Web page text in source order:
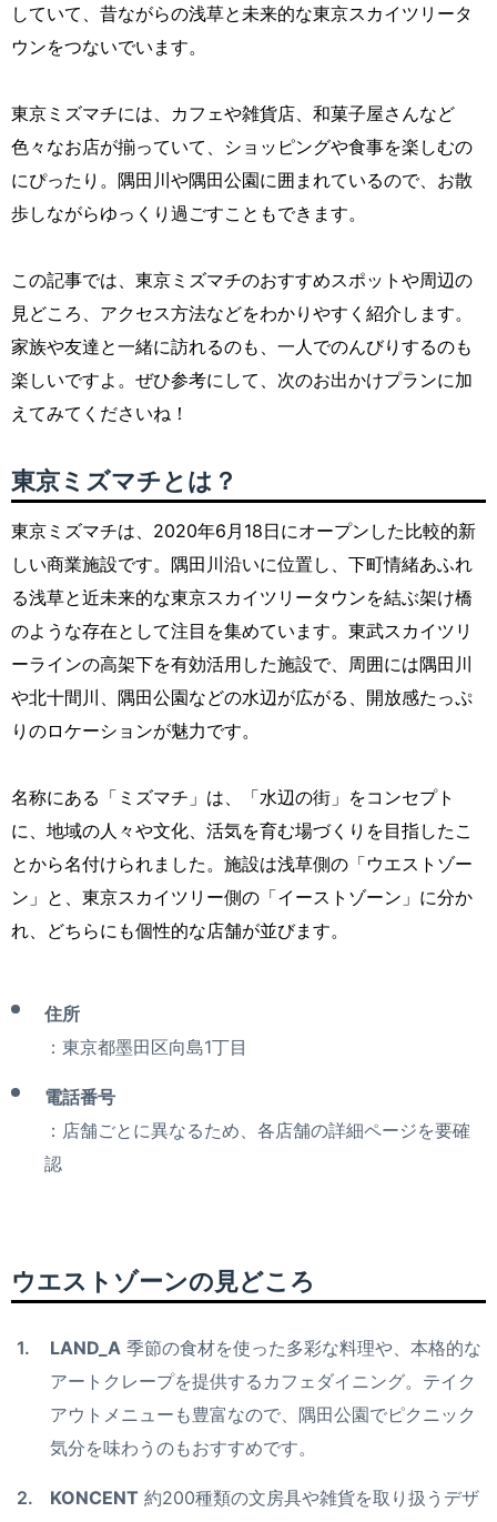
していて、昔ながらの浅草と未来的な東京スカイツリータ
ウンをつないでいます。
東京ミズマチには、カフェや雑貨店、和菓子屋さんなど
色々なお店が揃っていて、ショッピングや食事を楽しむの
にぴったり。隅田川や隅田公園に囲まれているので、お散
歩しながらゆっくり過ごすこともできます。
この記事では、東京ミズマチのおすすめスポットや周辺の
見どころ、アクセス方法などをわかりやすく紹介します。
家族や友達と一緒に訪れるのも、一人でのんびりするのも
楽しいですよ。ぜひ参考にして、次のお出かけプランに加
えてみてくださいね！
東京ミズマチとは？
東京ミズマチは、2020年6月18日にオープンした比較的新
しい商業施設です。隅田川沿いに位置し、下町情緒あふれ
る浅草と近未来的な東京スカイツリータウンを結ぶ架け橋
のような存在として注目を集めています。東武スカイツリ
ーラインの高架下を有効活用した施設で、周囲には隅田川
や北十間川、隅田公園などの水辺が広がる、開放感たっぷ
りのロケーションが魅力です。
名称にある「ミズマチ」は、「水辺の街」をコンセプト
に、地域の人々や文化、活気を育む場づくりを目指したこ
とから名付けられました。施設は浅草側の「ウエストゾー
ン」と、東京スカイツリー側の「イーストゾーン」に分か
れ、どちらにも個性的な店舗が並びます。
住所
：東京都墨田区向島1丁目
電話番号
：店舗ごとに異なるため、各店舗の詳細ページを要確
認
ウエストゾーンの見どころ
LAND_A 季節の食材を使った多彩な料理や、本格的な
アートクレープを提供するカフェダイニング。テイク
アウトメニューも豊富なので、隅田公園でピクニック
気分を味わうのもおすすめです。
KONCENT 約200種類の文房具や雑貨を取り扱うデザ